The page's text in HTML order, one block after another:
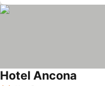
Hotel Ancona